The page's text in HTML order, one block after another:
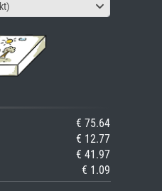
€ 75.64
€ 12.77
€ 41.97
€ 1.09